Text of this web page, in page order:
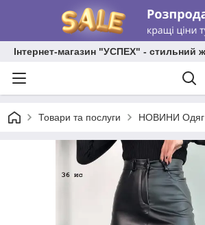
Інтернет-магазин "УСПЕХ" - стильний
Товари та послуги НОВИНИ Одяг